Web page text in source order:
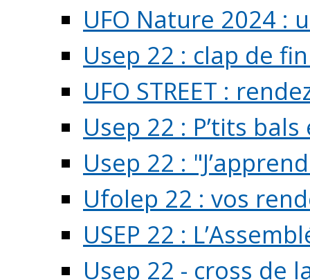
UFO Nature 2024 :
Usep 22 : clap de
UFO STREET :
Usep 22 : P’tits
Usep 22 :
Ufolep 22 : vos
USEP 22 :
Usep 22 - cross de